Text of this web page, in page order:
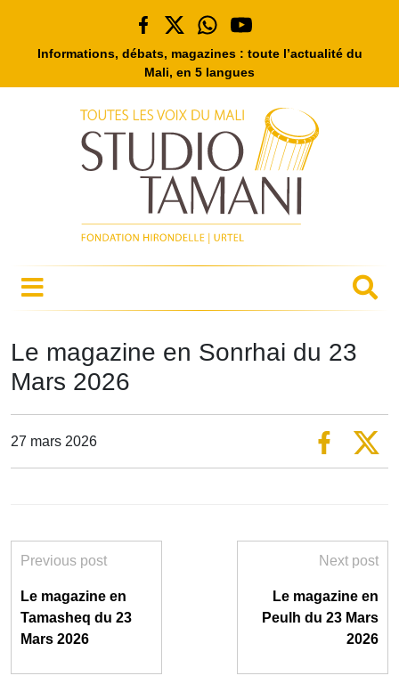
Informations, débats, magazines : toute l’actualité du
Mali, en 5 langues
Le magazine en Sonrhai du 23
Mars 2026
27 mars 2026
Previous post
Le magazine en
Tamasheq du 23
Mars 2026
Next post
Le magazine en
Peulh du 23 Mars
2026